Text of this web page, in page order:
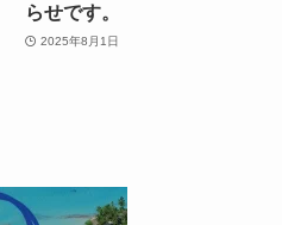
らせです。
2025年8月1日